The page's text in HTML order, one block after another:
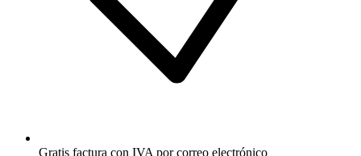
Gratis factura con IVA por correo electrónico